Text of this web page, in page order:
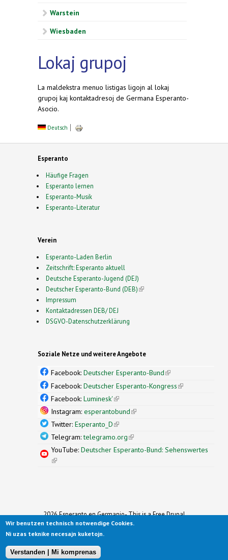
Warstein
Wiesbaden
Lokaj grupoj
La maldekstra menuo listigas ligojn al lokaj
grupoj kaj kontaktadresoj de Germana Esperanto-
Asocio.
Deutsch
Esperanto
Häufige Fragen
Esperanto lernen
Esperanto-Musik
Esperanto-Literatur
Verein
Esperanto-Laden Berlin
Zeitschrift: Esperanto aktuell
Deutsche Esperanto-Jugend (DEJ)
Deutscher Esperanto-Bund (DEB)(link is external)
Impressum
Kontaktadressen DEB/ DEJ
DSGVO-Datenschutzerklärung
Soziale Netze und weitere Angebote
Facebook: Deutscher Esperanto-Bund(link is
external)
Facebook: Deutscher Esperanto-Kongress(link is
Facebook: Luminesk'(link is external)
Instagram: esperantobund(link is external)
Twitter: Esperanto_D(link is external)
Telegram:telegramo.org(link is external)
YouTube: Deutscher Esperanto-Bund: Sehenswertes
(link is external)
2026 Esperanto en Germanio- This is a Free Drupal
Theme
Ported to Drupal for the Open Source Community by
Original design by
Wir benutzen technisch notwendige Cookies.
Ni uzas teknike necesajn kuketojn.
Verstanden | Mi komprenas